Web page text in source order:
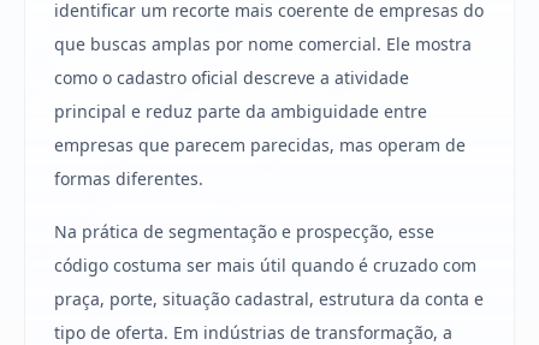
identificar um recorte mais coerente de empresas do
que buscas amplas por nome comercial. Ele mostra
como o cadastro oficial descreve a atividade
principal e reduz parte da ambiguidade entre
empresas que parecem parecidas, mas operam de
formas diferentes.
Na prática de segmentação e prospecção, esse
código costuma ser mais útil quando é cruzado com
praça, porte, situação cadastral, estrutura da conta e
tipo de oferta. Em indústrias de transformação, a